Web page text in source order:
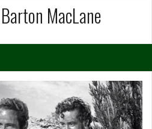
Barton MacLane